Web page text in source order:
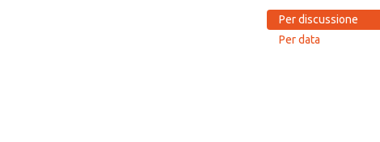
Per discussione
Per data